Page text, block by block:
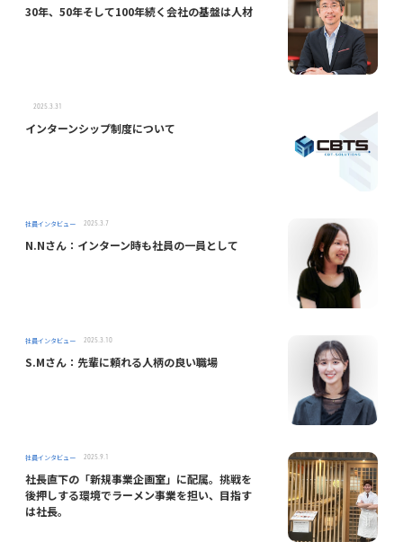
30年、50年そして100年続く会社の基盤は人材
2025.3.31
インターンシップ制度について
社員インタビュー 2025.3.7
N.Nさん：インターン時も社員の一員として
社員インタビュー 2025.3.10
S.Mさん：先輩に頼れる人柄の良い職場
社員インタビュー 2025.9.1
社長直下の「新規事業企画室」に配属。挑戦を
後押しする環境でラーメン事業を担い、目指す
は社長。